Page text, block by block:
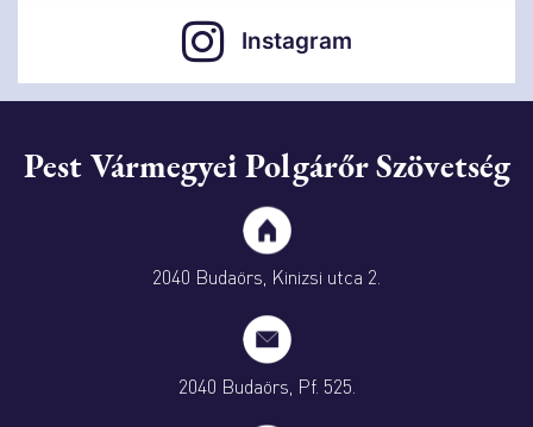
Instagram
Pest Vármegyei Polgárőr Szövetség
2040 Budaörs, Kinizsi utca 2.
2040 Budaörs, Pf. 525.